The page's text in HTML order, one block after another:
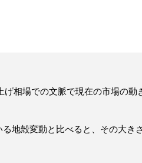
相場での文脈で現在の市場の動
地殻変動と比べると、その大きさ